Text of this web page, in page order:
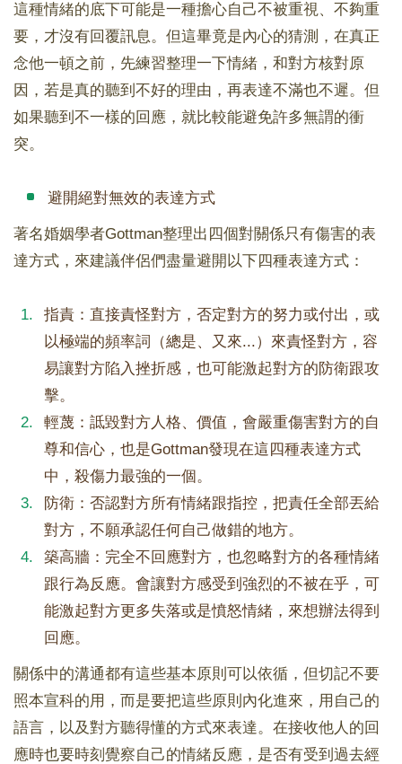
這種情緒的底下可能是一種擔心自己不被重視、不夠重
要，才沒有回覆訊息。但這畢竟是內心的猜測，在真正
念他一頓之前，先練習整理一下情緒，和對方核對原
因，若是真的聽到不好的理由，再表達不滿也不遲。但
如果聽到不一樣的回應，就比較能避免許多無謂的衝
突。
避開絕對無效的表達方式
著名婚姻學者Gottman整理出四個對關係只有傷害的表
達方式，來建議伴侶們盡量避開以下四種表達方式：
指責：直接責怪對方，否定對方的努力或付出，或
以極端的頻率詞（總是、又來...）來責怪對方，容
易讓對方陷入挫折感，也可能激起對方的防衛跟攻
擊。
輕蔑：詆毀對方人格、價值，會嚴重傷害對方的自
尊和信心，也是Gottman發現在這四種表達方式
中，殺傷力最強的一個。
防衛：否認對方所有情緒跟指控，把責任全部丟給
對方，不願承認任何自己做錯的地方。
築高牆：完全不回應對方，也忽略對方的各種情緒
跟行為反應。會讓對方感受到強烈的不被在乎，可
能激起對方更多失落或是憤怒情緒，來想辦法得到
回應。
關係中的溝通都有這些基本原則可以依循，但切記不要
照本宣科的用，而是要把這些原則內化進來，用自己的
語言，以及對方聽得懂的方式來表達。在接收他人的回
應時也要時刻覺察自己的情緒反應，是否有受到過去經